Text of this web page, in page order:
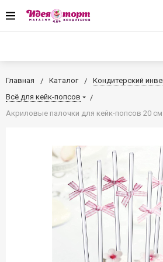
Главная Каталог
Кондитерский
Всё для кейк-попсов
Акриловые палочки для кейк-попсов 20